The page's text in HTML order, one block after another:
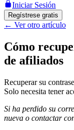
Iniciar Sesión
Regístrese gratis
← Ver otro artículo
Cómo
de afiliados
Recuperar su
Solo necesita tener
Si ha perdido su
nueva o contactar